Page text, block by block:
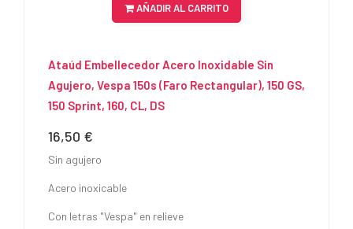
AÑADIR AL CARRITO
Ataúd Embellecedor Acero Inoxidable Sin
Agujero, Vespa 150s (faro Rectangular), 150 GS,
150 Sprint, 160, CL, DS
Precio
16,50 €
Sin agujero
Acero inoxicable
Con letras "Vespa" en relieve